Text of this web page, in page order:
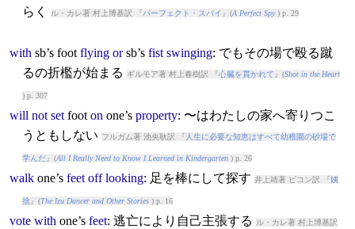
らく
ル・カレ著 村上博基訳 『パーフェクト・スパイ 』(A Perfect Spy) p. 29
with sb’s foot flying orsb’s fist swinging: でもその場で殴る蹴
るの折檻が始まる
ギルモア著 村上春樹訳 『心臓を貫かれて 』(Shot in the Heart
) p. 307
will not set foot on one’s property: 〜はわたしの家へ寄りつこ
うともしない フルガム著 池央耿訳 『 人生に必要な知恵はすべて幼稚園の砂場で
学んだ』(All I Really Need to Know I Learned in Kindergarten) p. 26
walkone’s feet off looking: 足を棒にして探す 井上靖著 ピコン訳 『姨
捨』(The Izu Dancer and Other Stories) p. 16
vote with one’s feet: 逃亡により自己主張する ル・カレ著 村上博基訳